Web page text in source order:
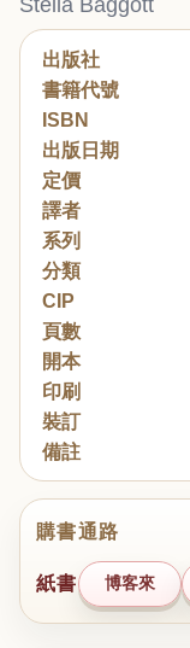
出版社
書籍代號
ISBN
出版日期
定價
譯者
系列
分類
CIP
頁數
開本
印刷
裝訂
備註
購書通路
紙書 博客來